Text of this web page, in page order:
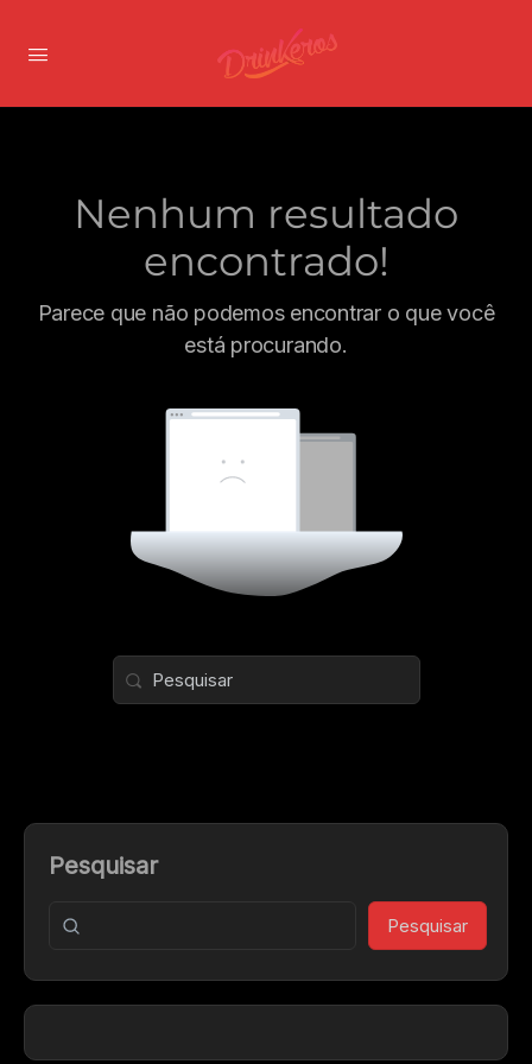
Nenhum resultado
encontrado!
Parece que não podemos encontrar o que você
está procurando.
Pesquisar
Pesquisar